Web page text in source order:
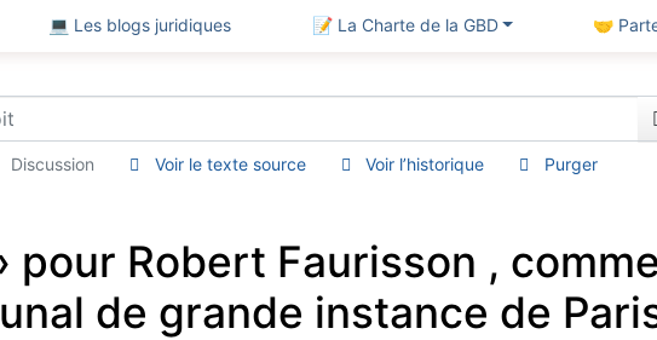
💻 Les blogs juridiques 📝 La Charte de la GBD 🤝
Discussion Voir le texte source Voir l’historique Purger
pour Robert Faurisson ,
de grande instance de